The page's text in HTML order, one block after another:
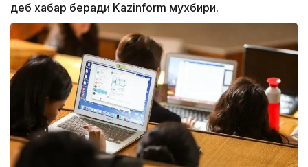
деб хабар беради Kazinform мухбири.